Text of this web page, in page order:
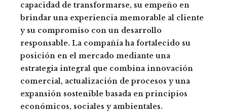
capacidad de transformarse, su empeño en
brindar una experiencia memorable al cliente
y su compromiso con un desarrollo
responsable. La compañía ha fortalecido su
posición en el mercado mediante una
estrategia integral que combina innovación
comercial, actualización de procesos y una
expansión sostenible basada en principios
económicos, sociales y ambientales.